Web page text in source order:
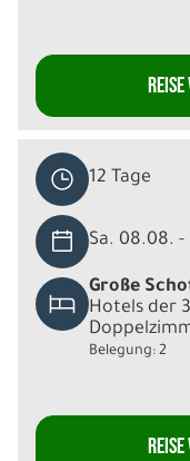
12 Tage
Sa. 08.08.
Große
Hotels der
Belegung: 2